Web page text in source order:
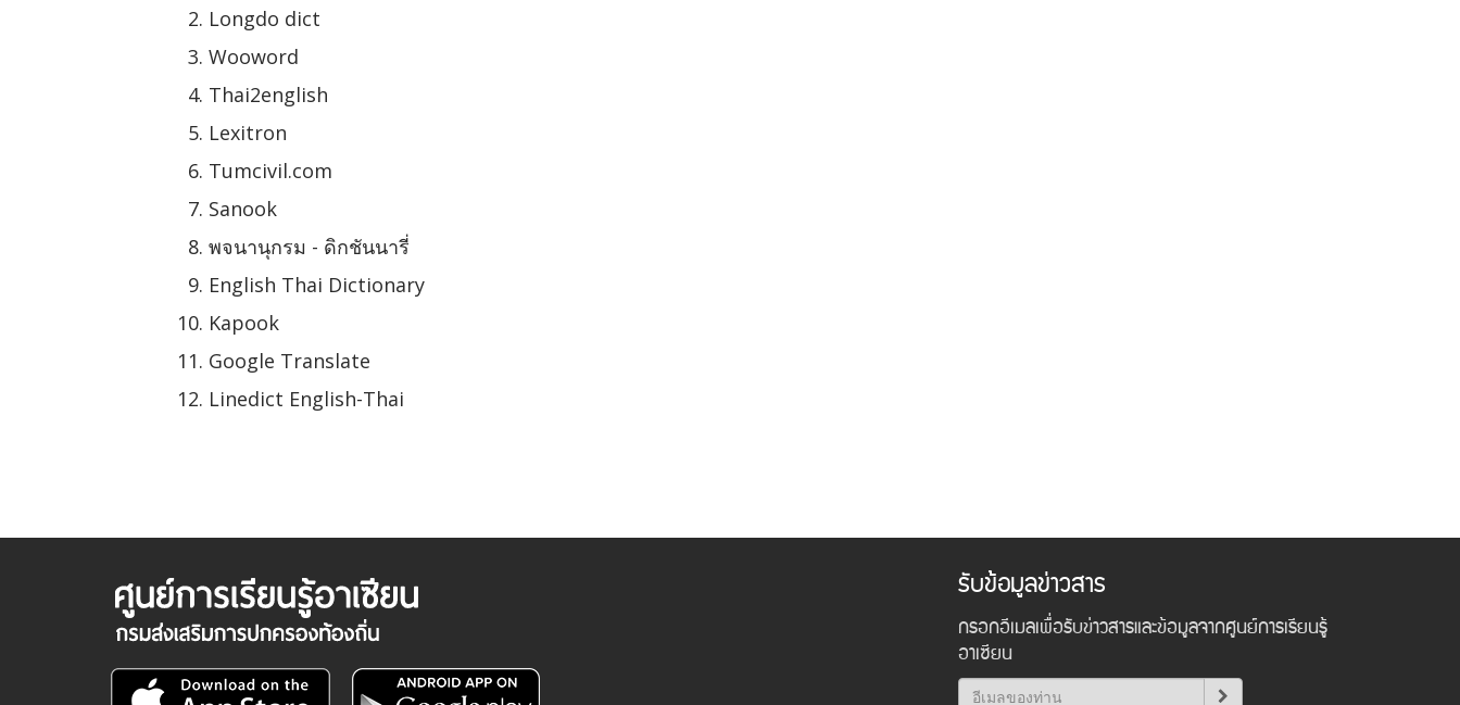
Longdo dict
Wooword
Thai2english
Lexitron
Tumcivil.com
Sanook
พจนานุกรม - ดิกชันนารี่
English Thai Dictionary
Kapook
Google Translate
Linedict English-Thai
รับข้อมูลข่าวสาร
กรอกอีเมลเพื่อรับข่าวสารและข้อมูลจากศูนย์การเรียนรู้
อาเซียน